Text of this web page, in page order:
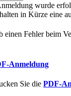
wurde
in Kürze eine
einen Fehler beim
Anmeldung
Sie die PDF-